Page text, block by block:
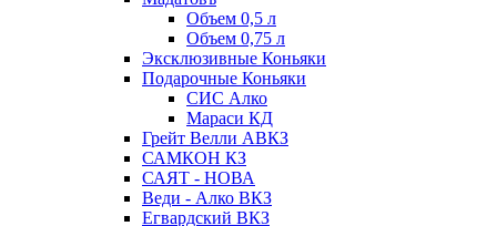
Объем 0,5 л
Объем 0,75 л
Эксклюзивные Коньяки
Подарочные Коньяки
СИС Алко
Мараси КД
Грейт Велли АВКЗ
САМКОН КЗ
САЯТ - НОВА
Веди - Алко ВКЗ
Егвардский ВКЗ